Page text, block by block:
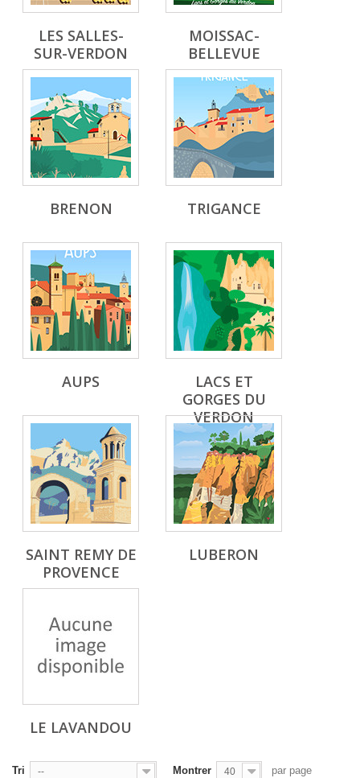
LES SALLES-
SUR-VERDON
MOISSAC-
BELLEVUE
BRENON TRIGANCE
AUPS
LACS ET
GORGES DU
VERDON
SAINT REMY DE
PROVENCE
LUBERON
LE LAVANDOU
Tri -- Montrer 40 par page